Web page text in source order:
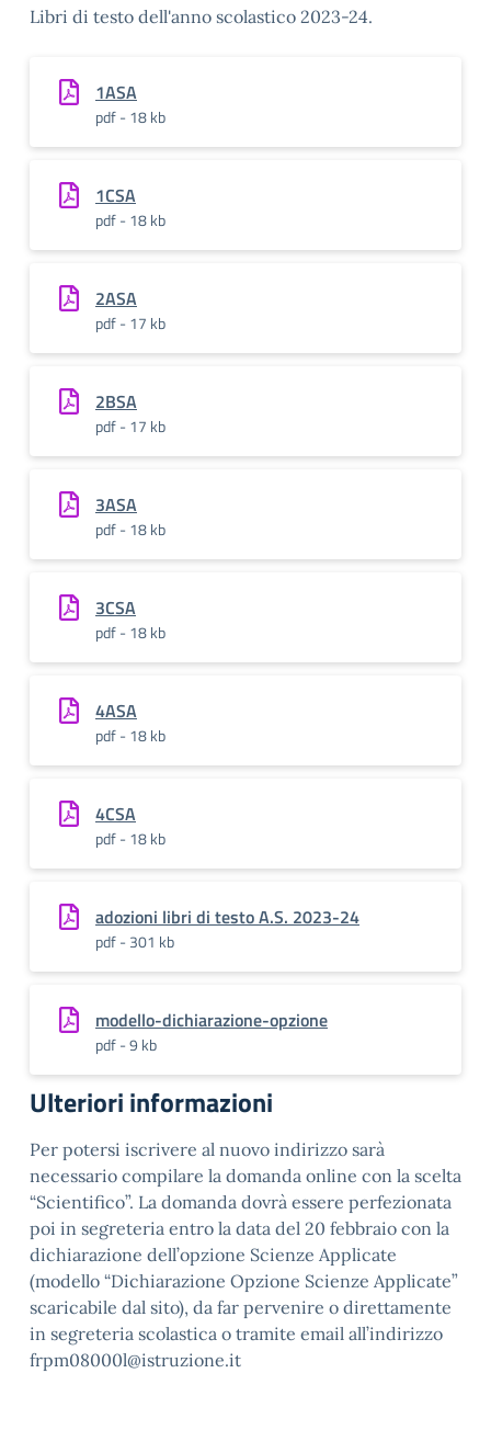
Libri di testo dell'anno scolastico 2023-24.
1ASA
pdf - 18 kb
1CSA
pdf - 18 kb
2ASA
pdf - 17 kb
2BSA
pdf - 17 kb
3ASA
pdf - 18 kb
3CSA
pdf - 18 kb
4ASA
pdf - 18 kb
4CSA
pdf - 18 kb
adozioni libri di testo A.S. 2023-24
pdf - 301 kb
modello-dichiarazione-opzione
pdf - 9 kb
Ulteriori informazioni
Per potersi iscrivere al nuovo indirizzo sarà
necessario compilare la domanda online con la scelta
“Scientifico”. La domanda dovrà essere perfezionata
poi in segreteria entro la data del 20 febbraio con la
dichiarazione dell’opzione Scienze Applicate
(modello “Dichiarazione Opzione Scienze Applicate”
scaricabile dal sito), da far pervenire o direttamente
in segreteria scolastica o tramite email all’indirizzo
frpm08000l@istruzione.it